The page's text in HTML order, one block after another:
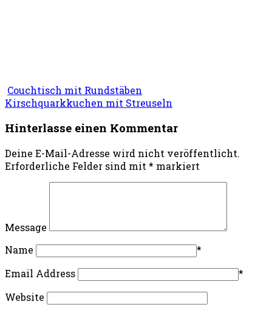
Couchtisch mit Rundstäben
Kirschquarkkuchen mit Streuseln
Hinterlasse einen Kommentar
Deine E-Mail-Adresse wird nicht veröffentlicht.
Erforderliche Felder sind mit * markiert
Message
Name
*
Email Address
*
Website